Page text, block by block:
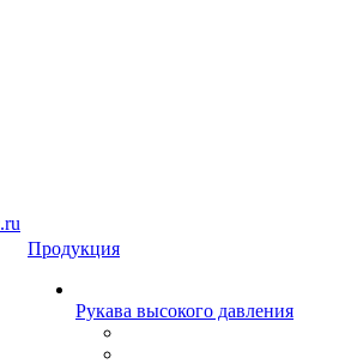
Продукция
Рукава высокого давления